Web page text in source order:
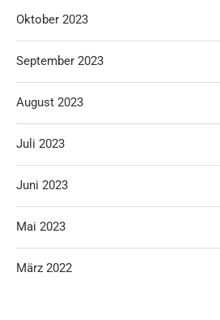
Oktober 2023
September 2023
August 2023
Juli 2023
Juni 2023
Mai 2023
März 2022